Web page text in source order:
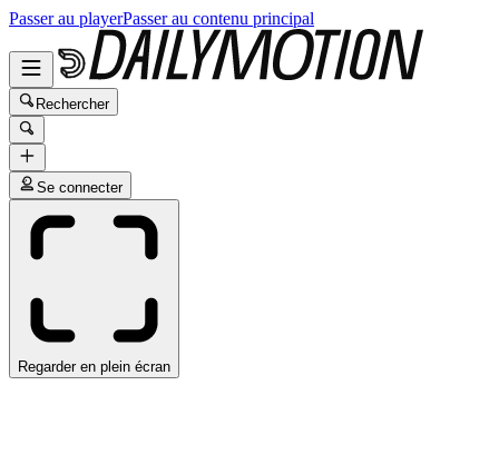
Passer au playerPasser au contenu principal
Rechercher
Se connecter
Regarder en plein écran